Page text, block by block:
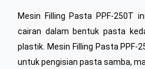
Mesin Filling Pasta PPF-250T
cairan dalam bentuk pasta
plastik. Mesin Filling Pasta PPF-
untuk pengisian pasta samba,